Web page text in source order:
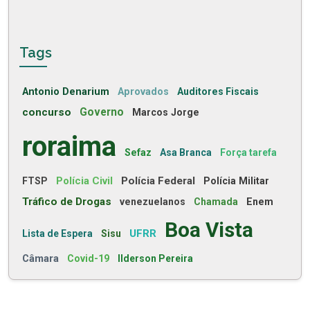
Tags
Antonio Denarium Aprovados Auditores Fiscais
concurso Governo Marcos Jorge
roraima Sefaz Asa Branca Força tarefa
FTSP Polícia Civil Polícia Federal Polícia Militar
Tráfico de Drogas venezuelanos Chamada Enem
Lista de Espera Sisu UFRR Boa Vista
Câmara Covid-19 Ilderson Pereira